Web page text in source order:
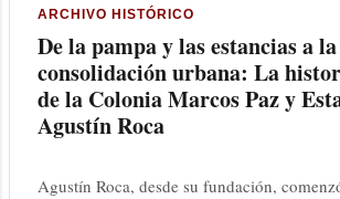
ARCHIVO HISTÓRICO
De la pampa y las estancias a la
consolidación urbana: La
de la Colonia Marcos Paz y
Agustín Roca
Agustín Roca, desde su fundación,